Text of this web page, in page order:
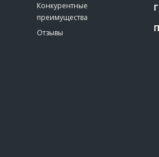
Конкурентные
преимущества
Отзывы